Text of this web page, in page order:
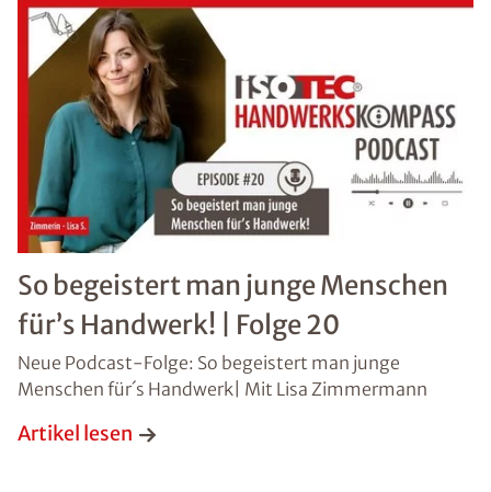
So begeistert man junge Menschen
für’s Handwerk! | Folge 20
Neue Podcast-Folge: So begeistert man junge
Menschen für´s Handwerk| Mit Lisa Zimmermann
Artikel lesen